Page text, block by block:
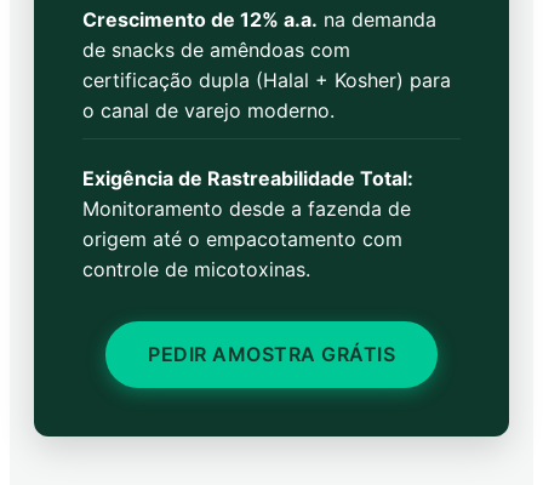
Crescimento de 12% a.a. na demanda
de snacks de amêndoas com
certificação dupla (Halal + Kosher) para
o canal de varejo moderno.
Exigência de Rastreabilidade Total:
Monitoramento desde a fazenda de
origem até o empacotamento com
controle de micotoxinas.
PEDIR AMOSTRA GRÁTIS